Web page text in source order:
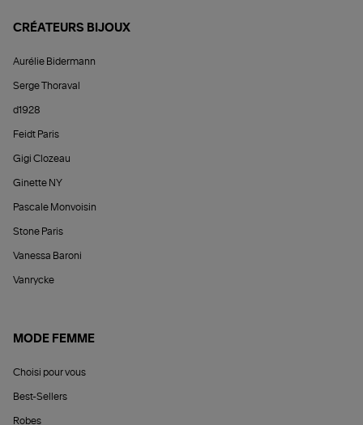
CRÉATEURS BIJOUX
Aurélie Bidermann
Serge Thoraval
d1928
Feidt Paris
Gigi Clozeau
Ginette NY
Pascale Monvoisin
Stone Paris
Vanessa Baroni
Vanrycke
MODE FEMME
Choisi pour vous
Best-Sellers
Robes